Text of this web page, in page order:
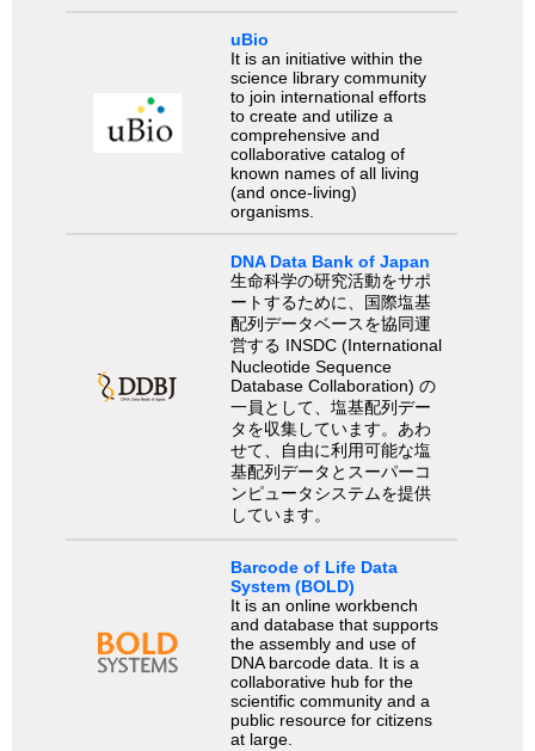
uBio
It is an initiative within the
science library community
to join international efforts
to create and utilize a
comprehensive and
collaborative catalog of
known names of all living
(and once-living)
organisms.
DNA Data Bank of Japan
生命科学の研究活動をサポ
ートするために、国際塩基
配列データベースを協同運
営する INSDC (International
Nucleotide Sequence
Database Collaboration) の
一員として、塩基配列デー
タを収集しています。あわ
せて、自由に利用可能な塩
基配列データとスーパーコ
ンピュータシステムを提供
しています。
Barcode of Life Data
System (BOLD)
It is an online workbench
and database that supports
the assembly and use of
DNA barcode data. It is a
collaborative hub for the
scientific community and a
public resource for citizens
at large.